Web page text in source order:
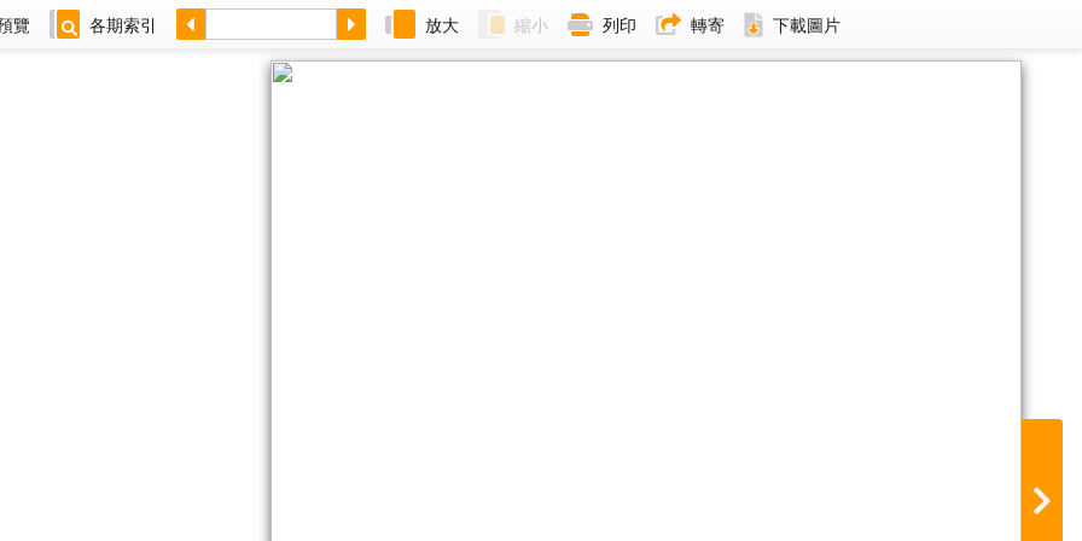
覽 各期索引 放大 縮小 列印 轉寄 下載圖片